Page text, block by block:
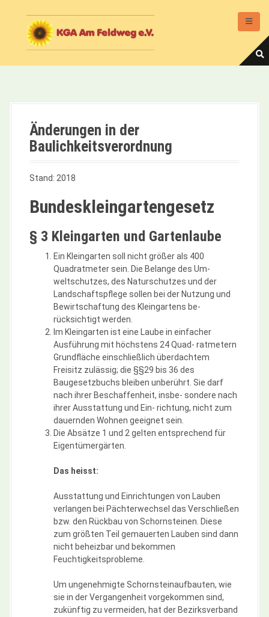
t
Änderungen in der
Baulichkeitsverordnung
Stand: 2018
Bundeskleingartengesetz
§ 3 Kleingarten und Gartenlaube
Ein Kleingarten soll nicht größer als 400
Quadratmeter sein. Die Belange des Um-
weltschutzes, des Naturschutzes und der
Landschaftspflege sollen bei der Nutzung und
Bewirtschaftung des Kleingartens be-
rücksichtigt werden.
Im Kleingarten ist eine Laube in einfacher
Ausführung mit höchstens 24 Quad- ratmetern
Grundfläche einschließlich überdachtem
Freisitz zulässig; die §§29 bis 36 des
Baugesetzbuchs bleiben unberührt. Sie darf
nach ihrer Beschaffenheit, insbe- sondere nach
ihrer Ausstattung und Ein- richtung, nicht zum
dauernden Wohnen geeignet sein.
Die Absätze 1 und 2 gelten entsprechend für
Eigentümergärten.
Das heisst:
Ausstattung und Einrichtungen von Lauben
verlangen bei Pächterwechsel das Verschließen
bzw. den Rückbau von Schornsteinen. Diese
zum größten Teil gemauerten Lauben sind dann
nicht beheizbar und bekommen
Feuchtigkeitsprobleme.
Um ungenehmigte Schornsteinaufbauten, wie
sie in der Vergangenheit vorgekommen sind,
zukünftig zu vermeiden, hat der Bezirksverband